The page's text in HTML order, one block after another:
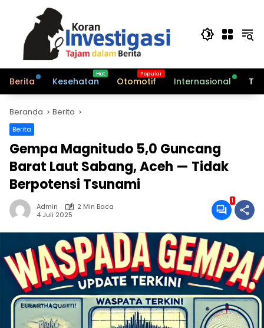
Berita Kesehatan Otomotif Internasional
Beranda Berita
Berita
Gempa Magnitudo 5,0 Guncang
Barat Laut Sabang, Aceh — Tidak
Berpotensi Tsunami
Admin
2 Min Baca
4 Juli 2025
1